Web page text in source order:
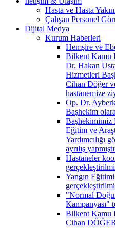
Hasta ve Hasta
Çalışan Personel
Dijital Medya
Kurum Haberleri
Hemşire ve
Bilkent Kamu
Dr. Hakan
Hizmetleri
Cihan Döğer
hastanemize
Op. Dr.
Başhekim
Başhekimimiz
Eğitim ve
Yardımcılığı
ayrılış
Hastaneler
Yangın
"Normal
Kampanyası"
Bilkent Kamu
Cihan